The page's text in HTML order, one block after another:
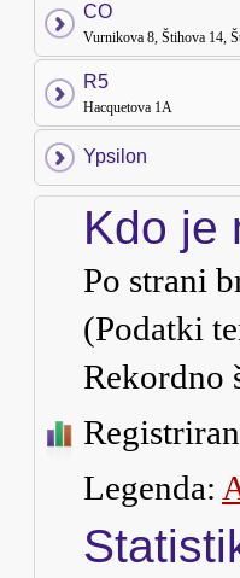
CO
Vurnikova 8, Štihova 14,
R5
Hacquetova 1A
Ypsilon
Kdo je
Po strani
(Podatki
Rekordno
Legenda: